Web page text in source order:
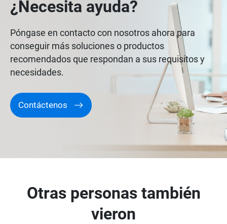
¿Necesita ayuda?
Póngase en contacto con nosotros ahora para
conseguir más soluciones o productos
recomendados que respondan a sus requisitos y
necesidades.
Contáctenos
Otras personas también
vieron